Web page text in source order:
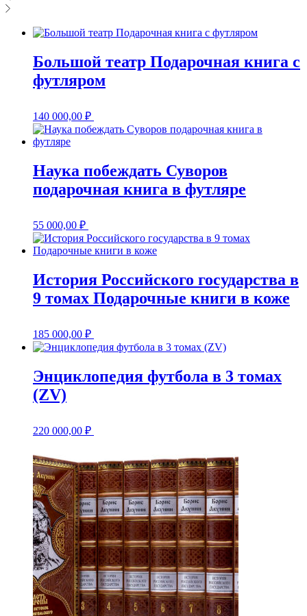
Большой театр Подарочная книга с
футляром
140 000,00 ₽
Наука побеждать Суворов
подарочная книга в футляре
55 000,00 ₽
История Российского государства в
9 томах Подарочные книги в коже
185 000,00 ₽
Энциклопедия футбола в 3 томах
(ZV)
220 000,00 ₽